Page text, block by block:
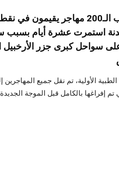
أعلنت مصادر أمنية إيطالية، أن “ما يقرب الـ200
هدنة استمرت عشرة أيام بسبب
سواحل كبرى جزر
الأولية، تم نقل جميع